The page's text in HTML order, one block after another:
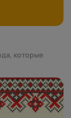
которые